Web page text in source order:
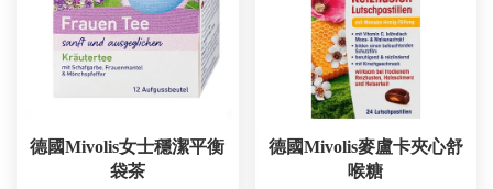
德國Mivolis女士穩潔平衡
袋茶
德國Mivolis麥盧卡夾心舒
喉糖